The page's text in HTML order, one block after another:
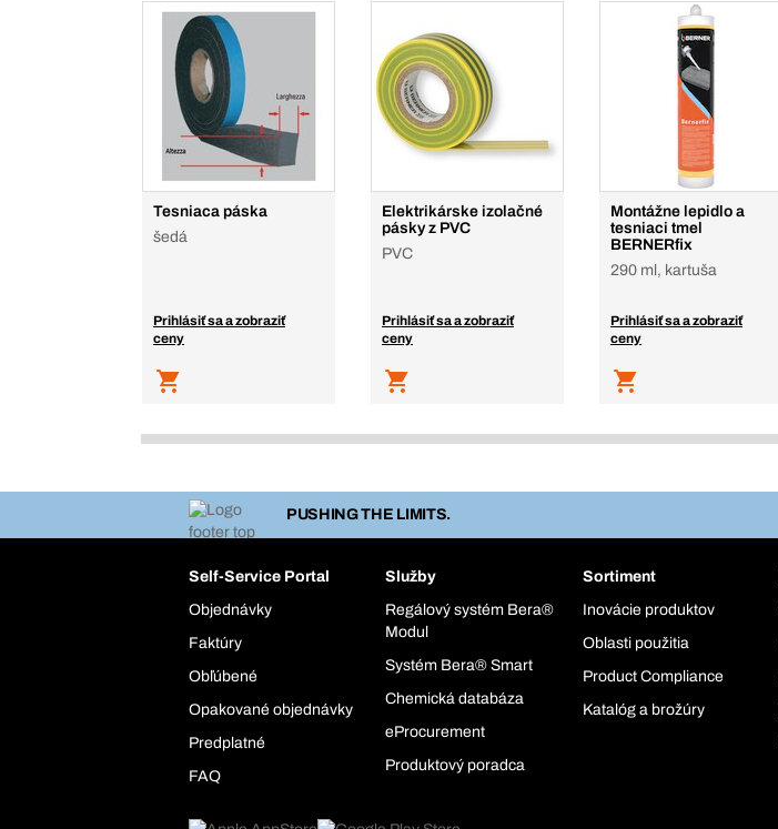
Tesniaca páska
šedá
Prihlásiť sa a zobraziť
ceny
Elektrikárske izolačné
pásky z PVC
PVC
Prihlásiť sa a zobraziť
ceny
Montážne lepidlo a
tesniaci tmel
BERNERfix
290 ml, kartuša
Prihlásiť sa a zobraziť
ceny
PUSHING THE LIMITS.
Self-Service Portal
Objednávky
Faktúry
Obľúbené
Opakované objednávky
Predplatné
FAQ
Služby
Regálový systém Bera®
Modul
Systém Bera® Smart
Chemická databáza
eProcurement
Produktový poradca
Sortiment
Inovácie produktov
Oblasti použitia
Product Compliance
Katalóg a brožúry